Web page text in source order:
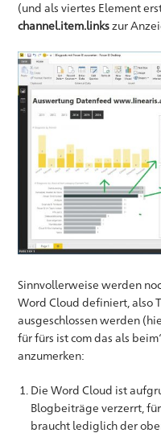
(und als viertes Element
channel.item.linkszur
Sinnvollerweise werden
Word Cloud definiert, also
ausgeschlossen werden
für fürs ist com das als
anzumerken:
Die Word Cloud ist
Blogbeiträge verzerrt,
braucht lediglich der